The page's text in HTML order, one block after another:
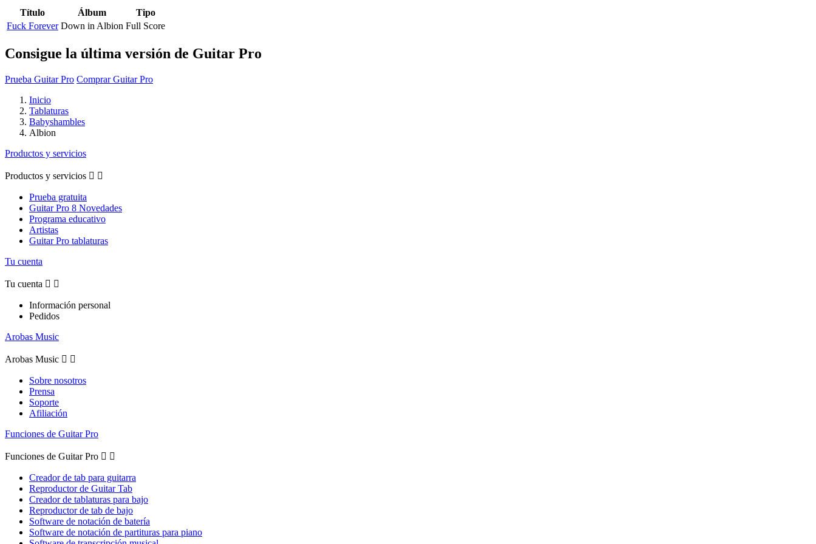
Título Álbum
Tipo
Fuck Forever Down in Albion Full Score
Consigue la última versión de Guitar Pro
Prueba Guitar Pro Comprar Guitar Pro
Inicio
Tablaturas
Babyshambles
Albion
Productos y servicios
Productos y servicios  
Prueba gratuita
Guitar Pro 8 Novedades
Programa educativo
Artistas
Guitar Pro tablaturas
Tu cuenta
Tu cuenta  
Información personal
Pedidos
Arobas Music
Arobas Music  
Sobre nosotros
Prensa
Soporte
Afiliación
Funciones de Guitar Pro
Funciones de Guitar Pro  
Creador de tab para guitarra
Reproductor de Guitar Tab
Creador de tablaturas para bajo
Reproductor de tab de bajo
Software de notación de batería
Software de notación de partituras para piano